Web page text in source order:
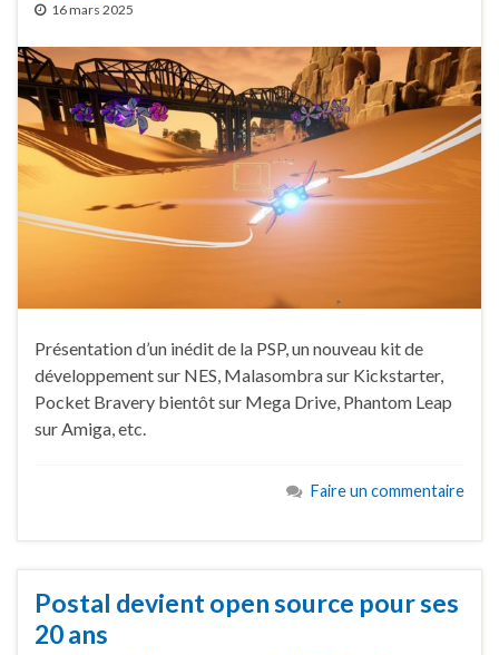
16 mars 2025
Présentation d’un inédit de la PSP, un nouveau kit de
développement sur NES, Malasombra sur Kickstarter,
Pocket Bravery bientôt sur Mega Drive, Phantom Leap
sur Amiga, etc.
Faire un commentaire
Postal devient open source pour ses
20 ans